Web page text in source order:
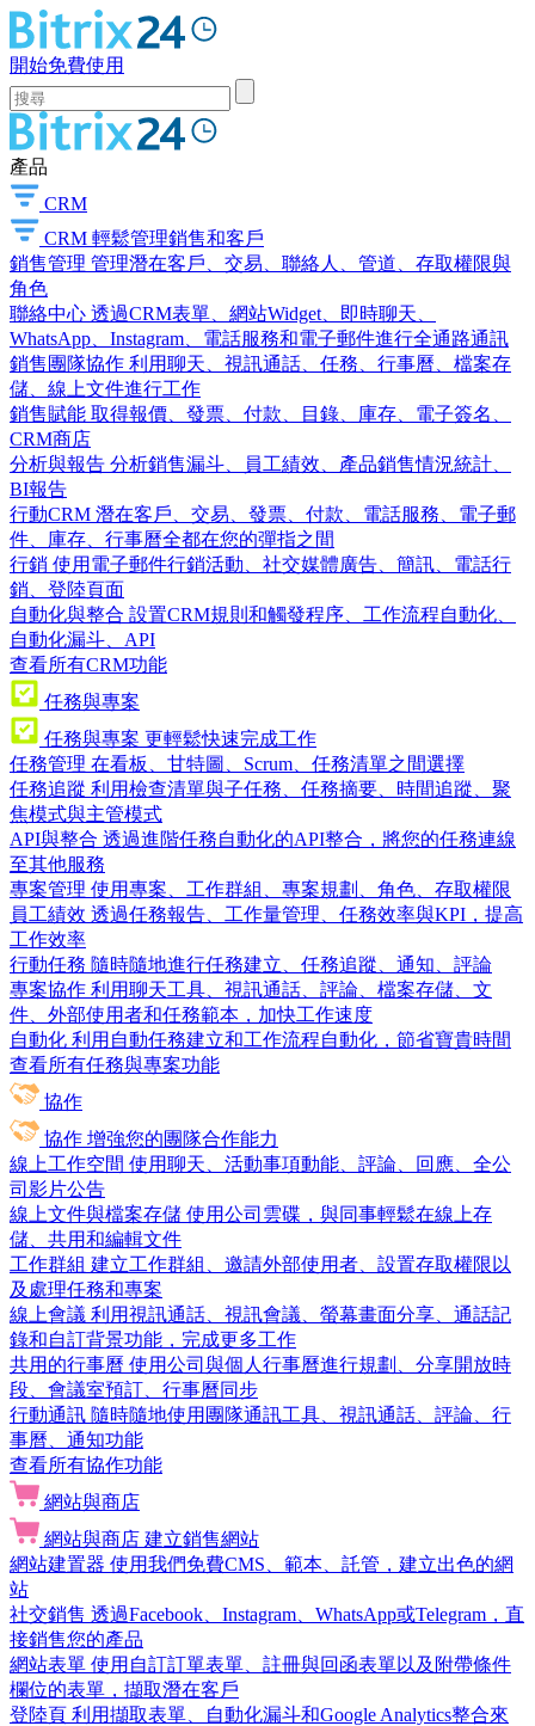
開始免費使用
產品
CRM
CRM 輕鬆管理銷售和客戶
銷售管理 管理潛在客戶、交易、聯絡人、管道、存取權限與
角色
聯絡中心 透過CRM表單、網站Widget、即時聊天、
WhatsApp、Instagram、電話服務和電子郵件進行全通路通訊
銷售團隊協作 利用聊天、視訊通話、任務、行事曆、檔案存
儲、線上文件進行工作
銷售賦能 取得報價、發票、付款、目錄、庫存、電子簽名、
CRM商店
分析與報告 分析銷售漏斗、員工績效、產品銷售情況統計、
BI報告
行動CRM 潛在客戶、交易、發票、付款、電話服務、電子郵
件、庫存、行事曆全都在您的彈指之間
行銷 使用電子郵件行銷活動、社交媒體廣告、簡訊、電話行
銷、登陸頁面
自動化與整合 設置CRM規則和觸發程序、工作流程自動化、
自動化漏斗、API
查看所有CRM功能
任務與專案
任務與專案 更輕鬆快速完成工作
任務管理 在看板、甘特圖、Scrum、任務清單之間選擇
任務追蹤 利用檢查清單與子任務、任務摘要、時間追蹤、聚
焦模式與主管模式
API與整合 透過進階任務自動化的API整合，將您的任務連線
至其他服務
專案管理 使用專案、工作群組、專案規劃、角色、存取權限
員工績效 透過任務報告、工作量管理、任務效率與KPI，提高
工作效率
行動任務 隨時隨地進行任務建立、任務追蹤、通知、評論
專案協作 利用聊天工具、視訊通話、評論、檔案存儲、文
件、外部使用者和任務範本，加快工作速度
自動化 利用自動任務建立和工作流程自動化，節省寶貴時間
查看所有任務與專案功能
協作
協作 增強您的團隊合作能力
線上工作空間 使用聊天、活動事項動能、評論、回應、全公
司影片公告
線上文件與檔案存儲 使用公司雲碟，與同事輕鬆在線上存
儲、共用和編輯文件
工作群組 建立工作群組、邀請外部使用者、設置存取權限以
及處理任務和專案
線上會議 利用視訊通話、視訊會議、螢幕畫面分享、通話記
錄和自訂背景功能，完成更多工作
共用的行事曆 使用公司與個人行事曆進行規劃、分享開放時
段、會議室預訂、行事曆同步
行動通訊 隨時隨地使用團隊通訊工具、視訊通話、評論、行
事曆、通知功能
查看所有協作功能
網站與商店
網站與商店 建立銷售網站
網站建置器 使用我們免費CMS、範本、託管，建立出色的網
站
社交銷售 透過Facebook、Instagram、WhatsApp或Telegram，直
接銷售您的產品
網站表單 使用自訂訂單表單、註冊與回函表單以及附帶條件
欄位的表單，擷取潛在客戶
登陸頁 利用擷取表單、自動化漏斗和Google Analytics整合來